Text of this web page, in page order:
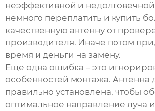
неэффективной и
немного переплатить и купить
качественную антенну от
производителя. Иначе потом
время и деньги на замену.
Еще одна ошибка – это
особенностей монтажа. Антенна
правильно установлена, чтобы
оптимальное направление луча